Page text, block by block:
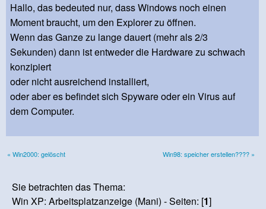
Hallo, das bedeuted nur, dass Windows noch einen
Moment braucht, um den Explorer zu öffnen.
Wenn das Ganze zu lange dauert (mehr als 2/3
Sekunden) dann ist entweder die Hardware zu schwach
konzipiert
oder nicht ausreichend installiert,
oder aber es befindet sich Spyware oder ein Virus auf
dem Computer.
« Win2000: gelöscht Win98: speicher erstellen???? »
Sie betrachten das Thema:
Win XP: Arbeitsplatzanzeige (Mani) - Seiten: [1]